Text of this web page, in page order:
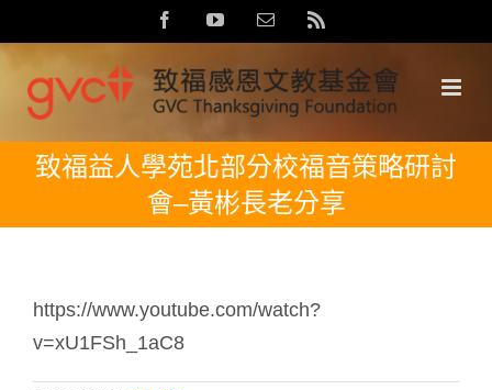
to
content
FacebookYouTubeEmail:
致福益人學苑北部分校福音策略研討
會–黃彬長老分享
https://www.youtube.com/watch?
v=xU1FSh_1aC8